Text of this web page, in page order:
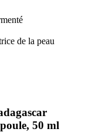
de la peau
50 ml